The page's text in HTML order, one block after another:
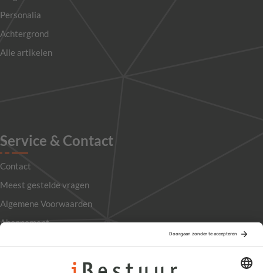
Personalia
Achtergrond
Alle artikelen
Service & Contact
Contact
Meest gestelde vragen
Algemene Voorwaarden
Abonnement